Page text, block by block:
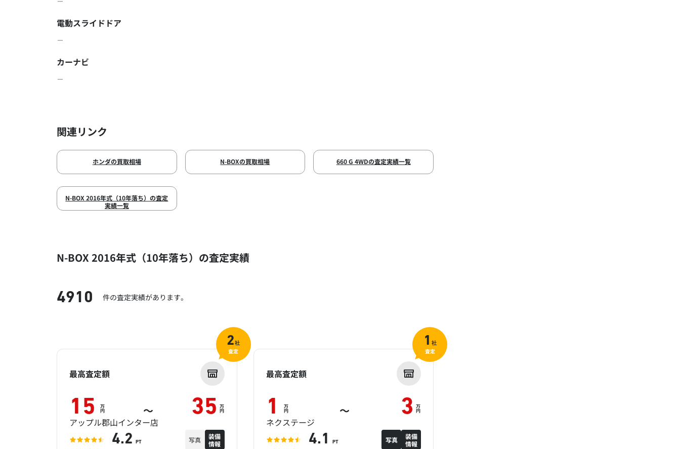
電動スライドドア
－
カーナビ
－
関連リンク
ホンダの買取相場 N-BOXの買取相場 660 G 4WDの査定実績一覧
N-BOX 2016年式（10年落ち）の査定
実績一覧
N-BOX 2016年式（10年落ち）の査定実績
4910 件の査定実績があります。
最高査定額
15 万
円 ～ 35 万
円
アップル郡山インター店
4.2 PT 写真
装備
情報
2社
査定
最高査定額
1 万
円 ～ 3 万
円
ネクステージ
4.1 PT 写真
装備
情報
1 社
査定